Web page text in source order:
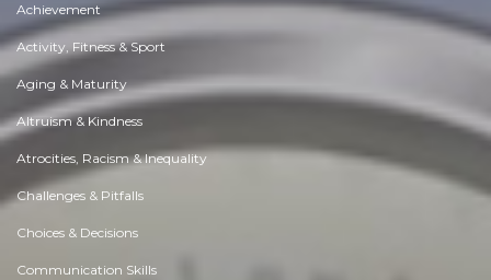
Achievement
Activity, Fitness & Sport
Aging & Maturity
Altruism & Kindness
Atrocities, Racism & Inequality
Challenges & Pitfalls
Choices & Decisions
Communication Skills